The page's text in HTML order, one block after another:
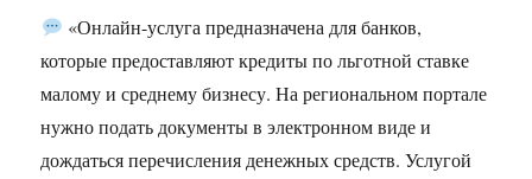
«Онлайн-услуга предназначена для банков,
которые предоставляют кредиты по льготной ставке
малому и среднему бизнесу. На региональном портале
нужно подать документы в электронном виде и
дождаться перечисления денежных средств. Услугой